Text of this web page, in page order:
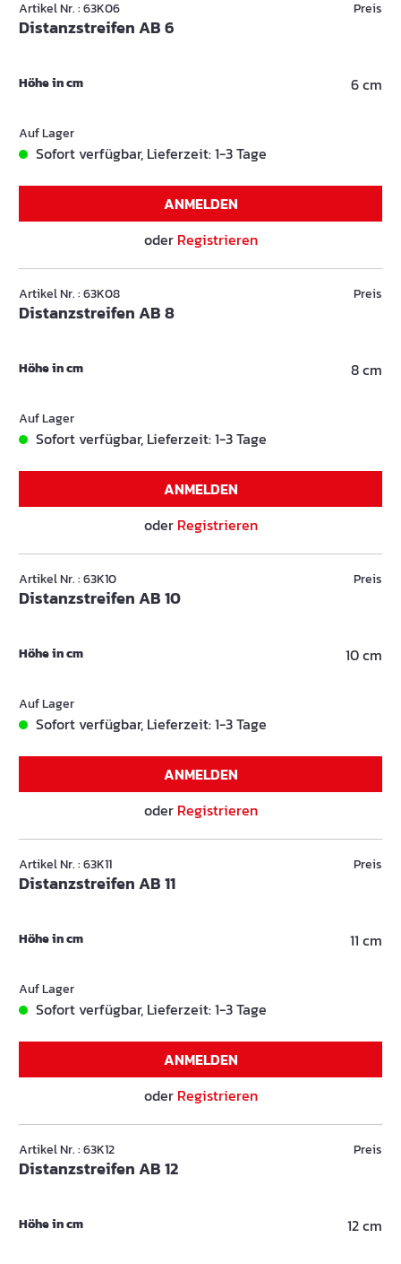
Artikel Nr. : 63K06
Distanzstreifen AB 6
Preis
Höhe in cm 6 cm
Auf Lager
Sofort verfügbar, Lieferzeit: 1-3 Tage
ANMELDEN
oder Registrieren
Artikel Nr. : 63K08
Distanzstreifen AB 8
Preis
Höhe in cm 8 cm
Auf Lager
Sofort verfügbar, Lieferzeit: 1-3 Tage
ANMELDEN
oder Registrieren
Artikel Nr. : 63K10
Distanzstreifen AB 10
Preis
Höhe in cm 10 cm
Auf Lager
Sofort verfügbar, Lieferzeit: 1-3 Tage
ANMELDEN
oder Registrieren
Artikel Nr. : 63K11
Distanzstreifen AB 11
Preis
Höhe in cm 11 cm
Auf Lager
Sofort verfügbar, Lieferzeit: 1-3 Tage
ANMELDEN
oder Registrieren
Artikel Nr. : 63K12
Distanzstreifen AB 12
Preis
Höhe in cm 12 cm